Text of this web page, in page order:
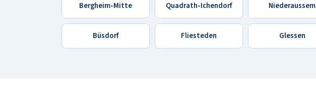
Bergheim-Mitte Quadrath-Ichendorf Niederaussem
Büsdorf Fliesteden Glessen